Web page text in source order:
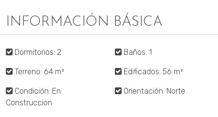
INFORMACIÓN BÁSICA
Dormitorios: 2 Baños: 1
Terreno: 64 m² Edificados: 56 m²
Condición: En
Construccion
Orientación: Norte